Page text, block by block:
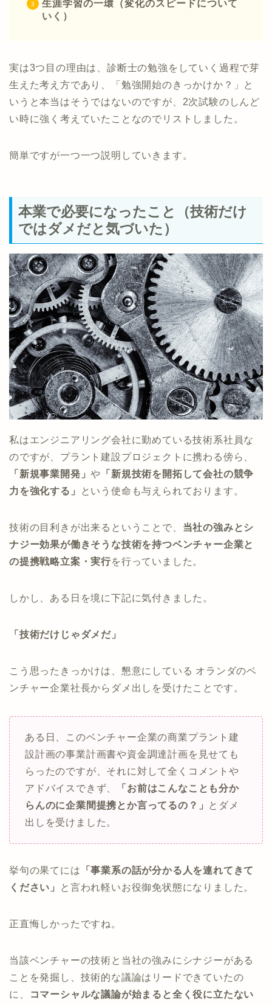
生涯学習の一環（変化のスピードについて
いく）
実は3つ目の理由は、診断士の勉強をしていく過程で芽
生えた考え方であり、「勉強開始のきっかけか？」と
いうと本当はそうではないのですが、2次試験のしんど
い時に強く考えていたことなのでリストしました。
簡単ですが一つ一つ説明していきます。
本業で必要になったこと（技術だけ
ではダメだと気づいた）
私はエンジニアリング会社に勤めている技術系社員な
のですが、プラント建設プロジェクトに携わる傍ら、
「新規事業開発」や 「新規技術を開拓して会社の競争
力を強化する」
という使命も与えられております。
技術の目利きが出来るということで、 当社の強みとシ
ナジー効果が働きそうな技術を持つベンチャー企業と
の提携戦略立案・実行を行っていました。
しかし、ある日を境に下記に気付きました。
「技術だけじゃダメだ」
こう思ったきっかけは、懇意にしている オランダのベ
ンチャー企業社長からダメ出しを受けたことです。
ある日、このベンチャー企業の商業プラント建
設計画の事業計画書や資金調達計画を見せても
らったのですが、それに対して全くコメントや
アドバイスできず、
「お前はこんなことも分か
らんのに企業間提携とか言ってるの？」 とダメ
出しを受けました。
挙句の果てには 「事業系の話が分かる人を連れてきて
ください」
と言われ軽いお役御免状態になりました。
正直悔しかったですね。
当該ベンチャーの技術と当社の強みにシナジーがある
ことを発掘し、技術的な議論はリードできていたの
に、
コマーシャルな議論が始まると全く役に立たない